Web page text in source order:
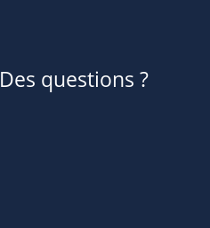
Des questions ?